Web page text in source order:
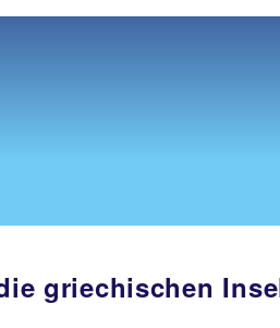
griechischen